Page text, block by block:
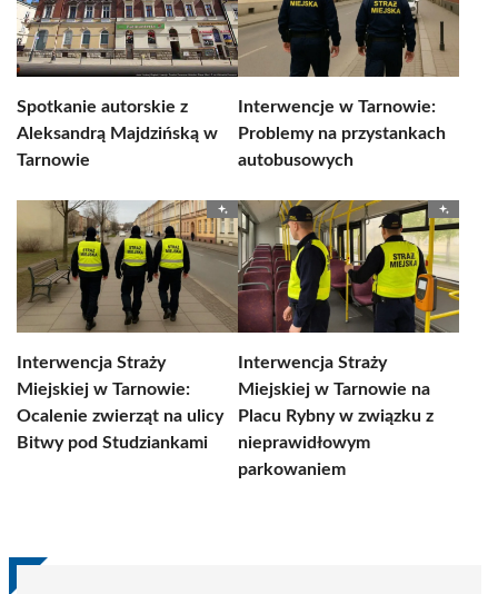
Spotkanie autorskie z
Aleksandrą Majdzińską w
Tarnowie
Interwencje w Tarnowie:
Problemy na przystankach
autobusowych
Interwencja Straży
Miejskiej w Tarnowie:
Ocalenie zwierząt na ulicy
Bitwy pod Studziankami
Interwencja Straży
Miejskiej w Tarnowie na
Placu Rybny w związku z
nieprawidłowym
parkowaniem